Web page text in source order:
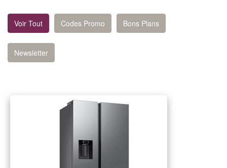
Voir Tout Codes Promo Bons Plans
Newsletter